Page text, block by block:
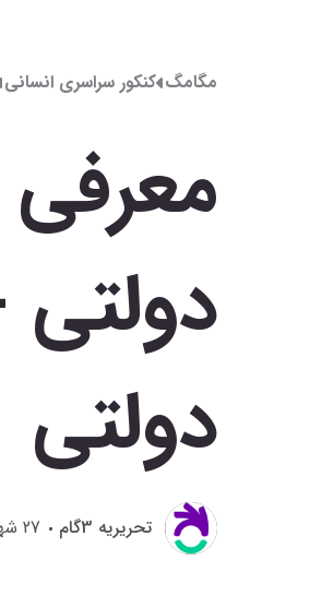
مگامگ کنکور سراسری انسانی
دولتی
دولتی
تحريريه 3گام 27 شهریور 1399